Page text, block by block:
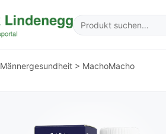
Männergesundheit > MachoMacho